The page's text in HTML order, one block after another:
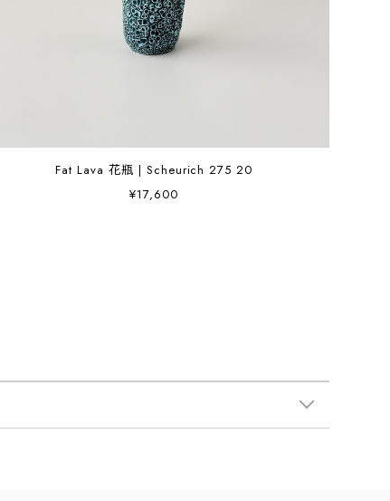
Fat Lava 花瓶 | Scheurich 275 20
¥17,600